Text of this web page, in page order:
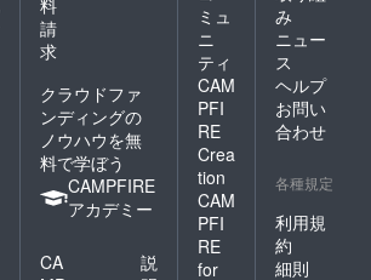
請
求
クラウドファ
ンディングの
ノウハウを無
料で学ぼう
CAMPFIRE
アカデミー
CA
説
ミュ
ニ
ティ
CAM
PFI
RE
Crea
tion
CAM
PFI
RE
for
み
ニュー
ス
ヘルプ
お問い
合わせ
各種規定
利用規
約
細則